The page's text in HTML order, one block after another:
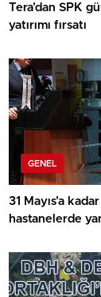
Tera’dan SPK
yatırımı fırsatı
GENEL
31 Mayıs’a
hastanelerde